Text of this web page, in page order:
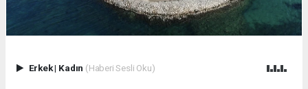
Erkek| Kadın (Haberi Sesli Oku)